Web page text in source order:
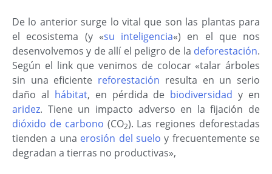
De lo anterior surge lo vital que son las plantas para
el ecosistema (y «su inteligencia«) en el que nos
desenvolvemos y de allí el peligro de la deforestación.
Según el link que venimos de colocar «talar árboles
sin una eficiente reforestación resulta en un serio
daño al hábitat, en pérdida de biodiversidad y en
aridez. Tiene un impacto adverso en la fijación de
dióxido de carbono (CO2). Las regiones deforestadas
tienden a una erosión del suelo y frecuentemente se
degradan a tierras no productivas»,